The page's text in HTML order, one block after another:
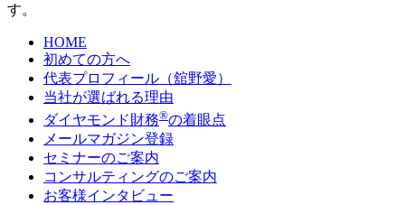
す。
HOME
初めての方へ
代表プロフィール（舘野愛）
当社が選ばれる理由
ダイヤモンド財務®の着眼点
メールマガジン登録
セミナーのご案内
コンサルティングのご案内
お客様インタビュー